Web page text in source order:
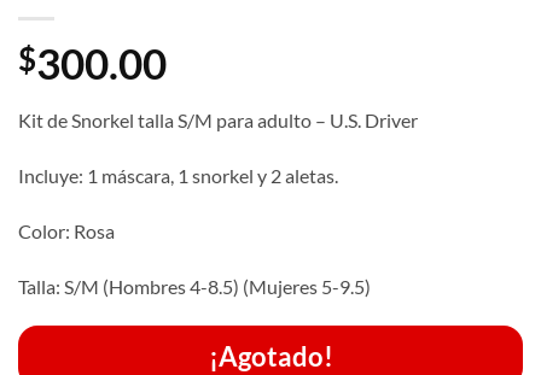
$300.00
Kit de Snorkel talla S/M para adulto – U.S. Driver
Incluye: 1 máscara, 1 snorkel y 2 aletas.
Color: Rosa
Talla: S/M (Hombres 4-8.5) (Mujeres 5-9.5)
¡Agotado!